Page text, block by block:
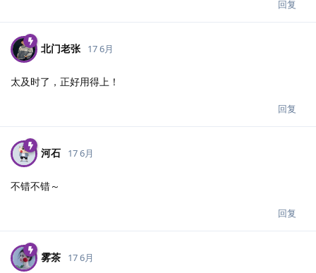
回复
北门老张 17 6月
太及时了，正好用得上！
回复
河石 17 6月
不错不错～
回复
雾茶 17 6月